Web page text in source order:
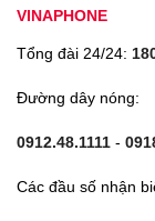
VINAPHONE
Tổng đài 24/24:
Đường dây nóng:
0912.48.1111 -
Các đầu số nhận